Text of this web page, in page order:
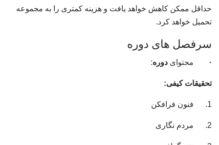
ممکن کاهش خواهد یافت و هزینه کمتری را به مجموعه
خواهد کرد.
های دوره
محتوای دوره:
کیفی: